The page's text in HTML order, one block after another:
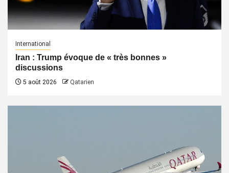
International
Iran : Trump évoque de « très bonnes »
discussions
5 août 2026 Qatarien